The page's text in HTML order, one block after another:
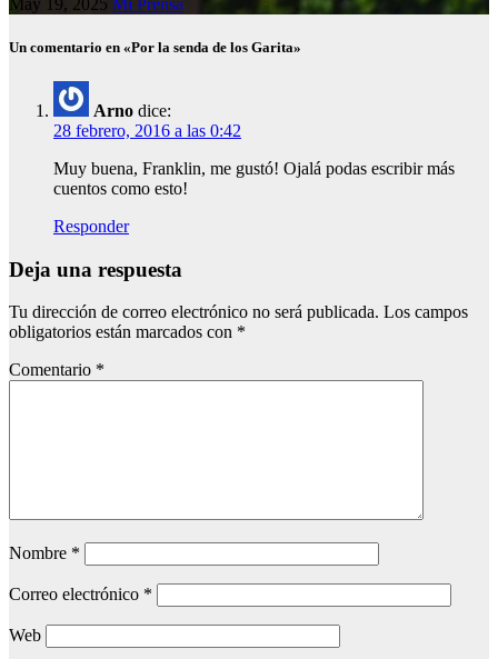
Un comentario en «Por la senda de los Garita»
Arno dice:
28 febrero, 2016 a las 0:42
Muy buena, Franklin, me gustó! Ojalá podas escribir más
cuentos como esto!
Responder
Deja una respuesta
Tu dirección de correo electrónico no será publicada. Los campos
obligatorios están marcados con *
Comentario *
Nombre *
Correo electrónico *
Web